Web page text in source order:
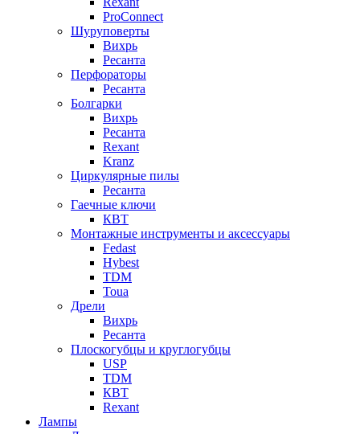
ProConnect
Шуруповерты
Вихрь
Ресанта
Перфораторы
Ресанта
Болгарки
Вихрь
Ресанта
Rexant
Kranz
Циркулярные пилы
Ресанта
Гаечные ключи
КВТ
Монтажные инструменты и аксессуары
Fedast
Hybest
TDM
Toua
Дрели
Вихрь
Ресанта
Плоскогубцы и круглогубцы
USP
TDM
КВТ
Rexant
Лампы